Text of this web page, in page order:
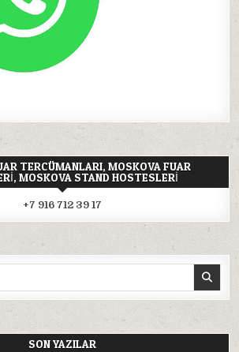
TERCÜMANLARI, MOSKOVA FUAR
MOSKOVA STAND HOSTESLERI
+7 916 712 39 17
SON YAZILAR